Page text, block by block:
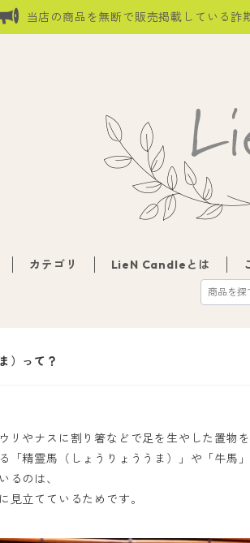
当店の商品を無断で販売掲載している
カテゴリ LieN Candleとは
）って？
リやナスに割り箸などで足を生やした置物を
「精霊馬（しょうりょううま）」や「牛馬」
るのは、
見立てているためです。